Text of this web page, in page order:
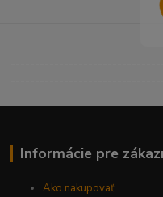
Informácie pre
Ako nakupovať